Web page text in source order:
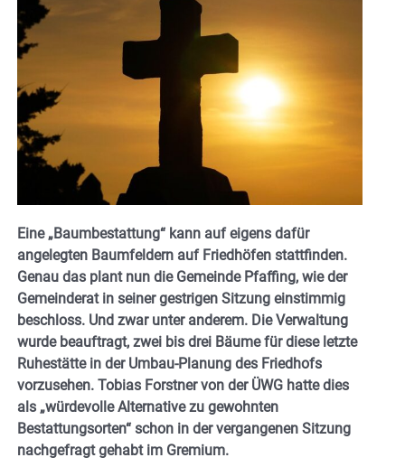
Eine „Baumbestattung“ kann auf eigens dafür
angelegten Baumfeldern auf Friedhöfen stattfinden.
Genau das plant nun die Gemeinde Pfaffing, wie der
Gemeinderat in seiner gestrigen Sitzung einstimmig
beschloss. Und zwar unter anderem. Die Verwaltung
wurde beauftragt, zwei bis drei Bäume für diese letzte
Ruhestätte in der Umbau-Planung des Friedhofs
vorzusehen. Tobias Forstner von der ÜWG hatte dies
als „würdevolle Alternative zu gewohnten
Bestattungsorten“ schon in der vergangenen Sitzung
nachgefragt gehabt im Gremium.